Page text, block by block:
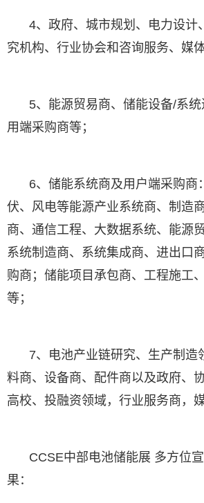
4、政府、城市规划、电力设计
究机构、行业协会和咨询服务、媒体
5、能源贸易商、储能设备/系
用端采购商等；
6、储能系统商及用户端采购商
伏、风电等能源产业系统商、制造
商、通信工程、大数据系统、能源
系统制造商、系统集成商、进出口
购商；储能项目承包商、工程施工
等；
7、电池产业链研究、生产制造
料商、设备商、配件商以及政府、
高校、投融资领域，行业服务商，媒
CCSE中部电池储能展 多方位
果：